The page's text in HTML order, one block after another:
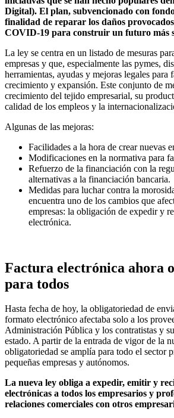
Digital). El plan, subvencionado con
finalidad de reparar los daños
COVID-19 para construir un futuro más
La ley se centra en un listado de mesuras
empresas y que, especialmente las pymes,
herramientas, ayudas y mejoras legales para
crecimiento y expansión. Este conjunto de
crecimiento del tejido empresarial, su
calidad de los empleos y la
Algunas de las mejoras:
Facilidades a la hora de crear nuevas
Modificaciones en la normativa para
Refuerzo de la financiación con la
alternativas a la financiación bancaria.
Medidas para luchar contra la
encuentra uno de los cambios que
empresas: la obligación de expedir y
electrónica.
Factura electrónica ahora
para todos
Hasta fecha de hoy, la obligatoriedad de
formato electrónico afectaba solo a los
Administración Pública y los contratistas y
estado. A partir de la entrada de vigor de la
obligatoriedad se amplía para todo el sector
pequeñas empresas y autónomos.
La nueva ley obliga a expedir, emitir y
electrónicas a todos los empresarios y
relaciones comerciales con otros